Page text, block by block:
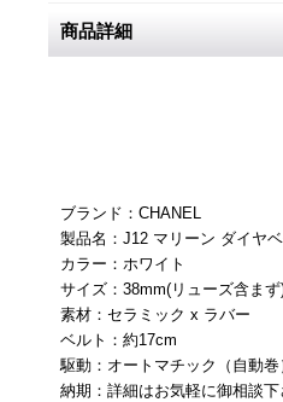
商品詳細
ブランド：CHANEL
製品名：J12 マリーン ダイヤ
カラー：ホワイト
サイズ：38mm(リューズ含まず
素材：セラミック x ラバー
ベルト：約17cm
駆動：オートマチック（自動巻
納期：詳細はお気軽に御相談下